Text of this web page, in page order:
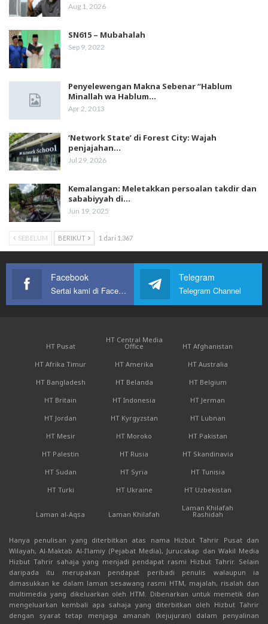
Aug 1, 2026
SN615 – Mubahalah
Sep 9, 2022
Penyelewengan Makna Sebenar “Hablum
Minallah wa Hablum…
Apr 2, 2013
‘Network State’ di Forest City: Wajah
penjajahan…
Jul 29, 2026
Kemalangan: Meletakkan persoalan takdir dan
sababiyyah di…
Jun 19, 2025
SEBELUM BERIKUT 1 dari 1,367
Facebook
Sertai kami di Facebook
Telegram
Telegram Channel
HT Pusat
HT Central Media
Office
HT Afghanistan
HT Afrika Timur
HT Amerika
HT Australia
HT Bangladesh
HT Belanda
HT Belgium
HT Britain
HT Indonesia
HT Jerman
HT Jordan
HT Kyrgyzstan
HT Lubnan
HT Mesir
HT Moroko
HT Pakistan
HT Palestin
HT Rusia
HT Skandinavia
HT Sudan
HT Syria
HT Tunisia
HT Turki
HT Ukraine HT Uzbekistan
Laman al-Aqsa Laman Khilafah
Laman Khilafah
Rashidah
Hanya penulisan yang diterbitkan atas nama Hizbut Tahrir Pusat dan
Wilayah, Al-Maktab Al-I'lamiy (Pejabat Media), Jurucakap dan Wakil Media
Hizbut Tahrir sahaja yang menjadi pendapat rasmi Hizbut Tahrir. Selain
daripada itu merupakan pendapat peribadi penulis walaupun ia
dimasukkan ke dalam laman sesawang rasmi HTM, majalah, risalah dan
multimedia yang dikeluarkan oleh HTM. Dibenarkan untuk memetik dan
mengeluarkan kembali apa sahaja yang diterbitkan oleh Hizbut Tahrir
dengan syarat tetap menjaga amanah (kejujuran) dalam penyalinan